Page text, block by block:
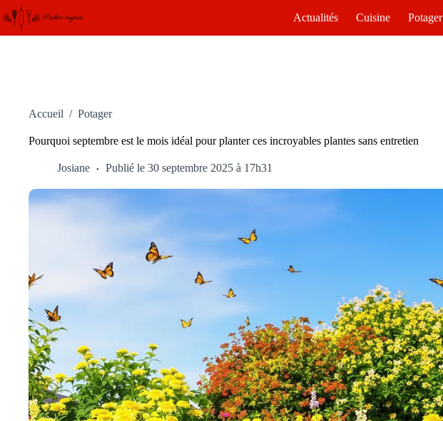
Passer
au
contenu
Actualités Cuisine Potager
Accueil / Potager
Pourquoi septembre est le mois idéal pour planter ces incroyables plantes sans entretien
Josiane Publié le 30 septembre 2025 à 17h31